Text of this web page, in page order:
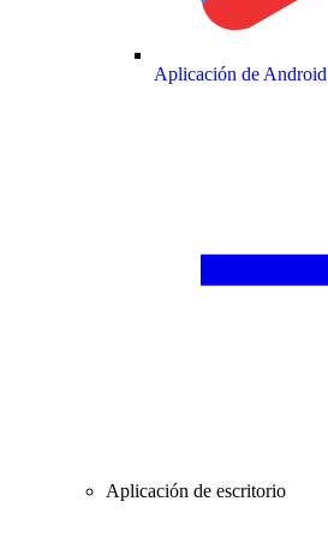
Aplicación de Android
Aplicación de escritorio